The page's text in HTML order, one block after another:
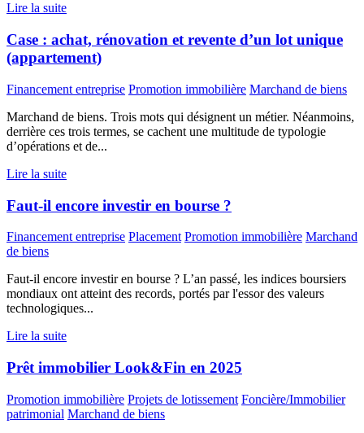
Lire la suite
Case : achat, rénovation et revente d’un lot unique
(appartement)
Financement entreprise Promotion immobilière Marchand de biens
Marchand de biens. Trois mots qui désignent un métier. Néanmoins,
derrière ces trois termes, se cachent une multitude de typologie
d’opérations et de...
Lire la suite
Faut-il encore investir en bourse ?
Financement entreprise Placement Promotion immobilière Marchand
de biens
Faut-il encore investir en bourse ? L’an passé, les indices boursiers
mondiaux ont atteint des records, portés par l'essor des valeurs
technologiques...
Lire la suite
Prêt immobilier Look&Fin en 2025
Promotion immobilière Projets de lotissement Foncière/Immobilier
patrimonial Marchand de biens